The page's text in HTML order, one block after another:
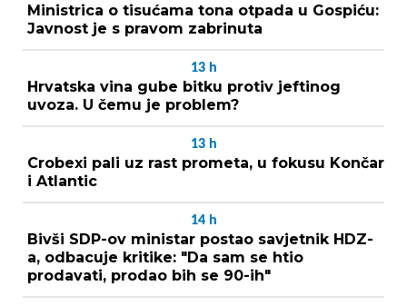
Ministrica o tisućama tona otpada u Gospiću:
Javnost je s pravom zabrinuta
13 h
Hrvatska vina gube bitku protiv jeftinog
uvoza. U čemu je problem?
13 h
Crobexi pali uz rast prometa, u fokusu Končar
i Atlantic
14 h
Bivši SDP-ov ministar postao savjetnik HDZ-
a, odbacuje kritike: "Da sam se htio
prodavati, prodao bih se 90-ih"